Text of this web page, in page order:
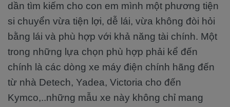
dần tìm kiếm cho con em mình một phương tiện
si chuyển vừa tiện lợi, dễ lái, vừa không đòi hỏi
bằng lái và phù hợp với khả năng tài chính. Một
trong những lựa chọn phù hợp phải kể đến
chính là các dòng xe máy điện chính hãng đến
từ nhà Detech, Yadea, Victoria cho đến
Kymco,..những mẫu xe này không chỉ mang